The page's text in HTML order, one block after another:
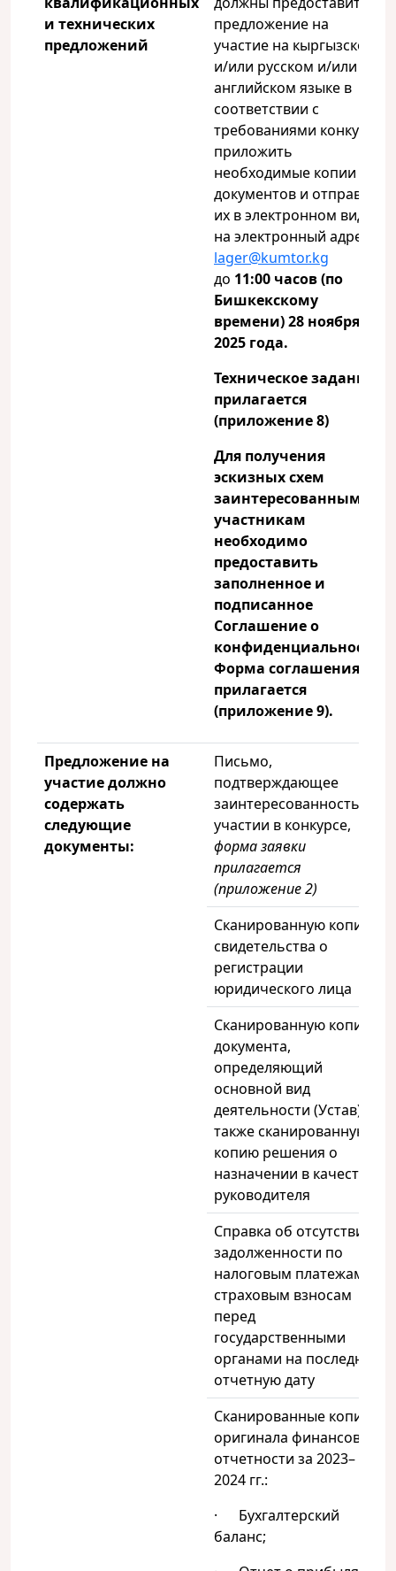
и технических
предложений
предложение на
участие на кыргызском
и/или русском и/или
английском языке в
соответствии с
требованиями конкурса,
приложить
необходимые копии
документов и отправить
их в электронном виде
на электронный адрес
lager@kumtor.kg
до 11:00 часов (по
Бишкекскому
времени) 28 ноября
2025 года.
Техническое задание
прилагается
(приложение 8)
Для получения
эскизных схем
заинтересованным
участникам
необходимо
предоставить
заполненное и
подписанное
Соглашение о
конфиденциальности.
Форма соглашения
прилагается
(приложение 9).
Предложение на
участие должно
содержать
следующие
документы:
Письмо,
подтверждающее
заинтересованность в
участии в конкурсе,
форма заявки
прилагается
(приложение 2)
Сканированную копию
свидетельства о
регистрации
юридического лица
Сканированную копию
документа,
определяющий
основной вид
деятельности (Устав), а
также сканированную
копию решения о
назначении в качестве
руководителя
Справка об отсутствии
задолженности по
налоговым платежам и
страховым взносам
перед
государственными
органами на последнюю
отчетную дату
Сканированные копии
оригинала финансовой
отчетности за 2023–
2024 гг.:
· Бухгалтерский
баланс;